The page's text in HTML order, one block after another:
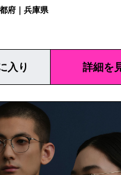
府｜兵庫県
入り 詳細を